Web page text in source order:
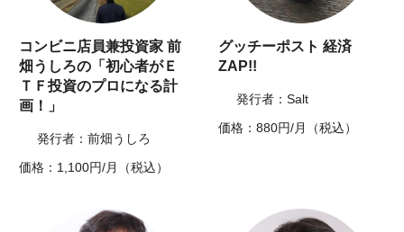
コンビニ店員兼投資家 前
畑うしろの「初心者がＥ
ＴＦ投資のプロになる計
画！」
発行者：前畑うしろ
価格：1,100円/月（税込）
グッチーポスト 経済
ZAP!!
発行者：Salt
価格：880円/月（税込）